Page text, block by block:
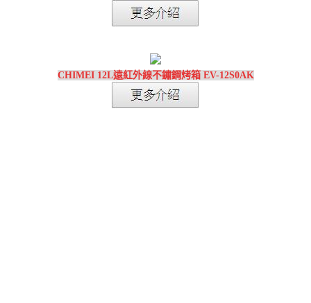
CHIMEI 12L遠紅外線不鏽鋼烤箱 EV-12S0AK